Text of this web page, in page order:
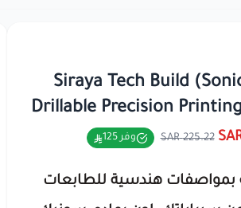
Siraya Tech Build
Drillable Precision
225.22 SAR وفر 125
بمواصفات هندسية للطابعات